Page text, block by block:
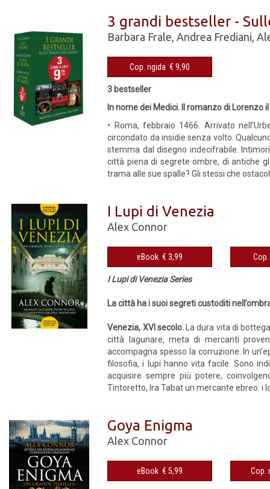
3 grandi bestseller -
Barbara Frale,Andrea Frediani,
Cop. rigida € 9,90
3 bestseller
In nome dei Medici. Il romanzo di Lorenzo
• Roma, febbraio 1466. Arrivato
circondato da insidie senza volto.
stemma dal disegno indecifrabile.
città piena di segrete ombre, di antiche
trama alle sue spalle? Gli stessi che
I Lupi di Venezia
Alex Connor
eBook € 3,99
I Lupi di Venezia Series
La città ha i suoi segreti custoditi
Venezia, XVI secolo.
La dura vita di
città lagunare, meta di mercanti
accompagna spesso la corruzione. In
filosofia, i lupi hanno vita facile. Sono
acquisire sempre più potere,
Tintoretto, Ira Tabat un mercante ebreo: i
Goya Enigma
Alex Connor
eBook € 5,99